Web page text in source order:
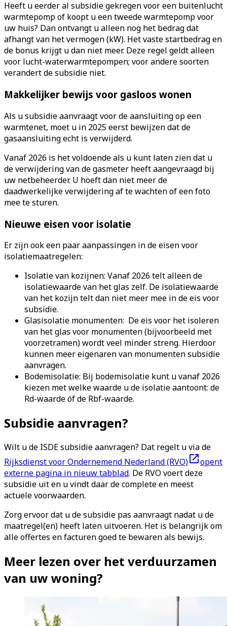
Heeft u eerder al subsidie gekregen voor een buitenlucht
warmtepomp of koopt u een tweede warmtepomp voor
uw huis? Dan ontvangt u alleen nog het bedrag dat
afhangt van het vermogen (kW). Het vaste startbedrag en
de bonus krijgt u dan niet meer. Deze regel geldt alleen
voor lucht-waterwarmtepompen; voor andere soorten
verandert de subsidie niet.
Makkelijker bewijs voor gasloos wonen
Als u subsidie aanvraagt voor de aansluiting op een
warmtenet, moet u in 2025 eerst bewijzen dat de
gasaansluiting echt is verwijderd.
Vanaf 2026 is het voldoende als u kunt laten zien dat u
de verwijdering van de gasmeter heeft aangevraagd bij
uw netbeheerder. U hoeft dan niet meer de
daadwerkelijke verwijdering af te wachten of een foto
mee te sturen.
Nieuwe eisen voor isolatie
Er zijn ook een paar aanpassingen in de eisen voor
isolatiemaatregelen:
Isolatie van kozijnen: Vanaf 2026 telt alleen de
isolatiewaarde van het glas zelf. De isolatiewaarde
van het kozijn telt dan niet meer mee in de eis voor
subsidie.
Glasisolatie monumenten: De eis voor het isoleren
van het glas voor monumenten (bijvoorbeeld met
voorzetramen) wordt veel minder streng. Hierdoor
kunnen meer eigenaren van monumenten subsidie
aanvragen.
Bodemisolatie: Bij bodemisolatie kunt u vanaf 2026
kiezen met welke waarde u de isolatie aantoont: de
Rd-waarde óf de Rbf-waarde.
Subsidie aanvragen?
Wilt u de ISDE subsidie aanvragen? Dat regelt u via de
Rijksdienst voor Ondernemend Nederland (RVO)
opent
externe pagina in nieuw tabblad. De RVO voert deze
subsidie uit en u vindt daar de complete en meest
actuele voorwaarden.
Zorg ervoor dat u de subsidie pas aanvraagt nadat u de
maatregel(en) heeft laten uitvoeren. Het is belangrijk om
alle offertes en facturen goed te bewaren als bewijs.
Meer lezen over het verduurzamen
van uw woning?